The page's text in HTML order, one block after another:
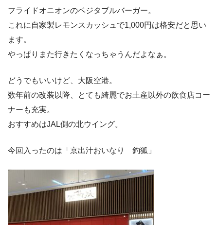
フライドオニオンのベジタブルバーガー。
これに自家製レモンスカッシュで1,000円は格安だと思い
ます。
やっぱりまた行きたくなっちゃうんだよなぁ。
どうでもいいけど、大阪空港。
数年前の改装以降、とても綺麗でお土産以外の飲食店コー
ナーも充実。
おすすめはJAL側の北ウイング。
今回入ったのは「京出汁おいなり 釣狐」